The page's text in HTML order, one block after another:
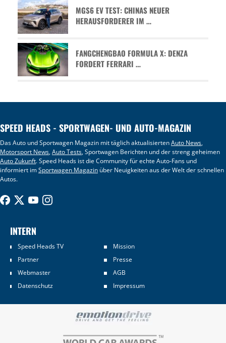
MGS6 EV TEST: CHINAS NEUER
HERAUSFORDERER IM …
FANGCHENGBAO FORMULA X: DENZA
FORDERT FERRARI …
SPEED HEADS - SPORTWAGEN- UND AUTO-MAGAZIN
Das Auto und Sportwagen Magazin mit täglich aktualisiertenAuto News,
Motorsport News,Auto Tests, Sportwagen Berichten und der streng geheimen
Auto Zukunft. Speed Heads ist die Community für echte Auto-Fans und
informiert imSportwagen Magazin über Neuigkeiten aus der Welt der schnellen
Autos.
INTERN
Speed Heads TV
Mission
Partner
Presse
Webmaster
AGB
Datenschutz
Impressum